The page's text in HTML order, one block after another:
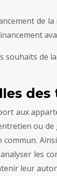
de
de
aux
ou
les
leur